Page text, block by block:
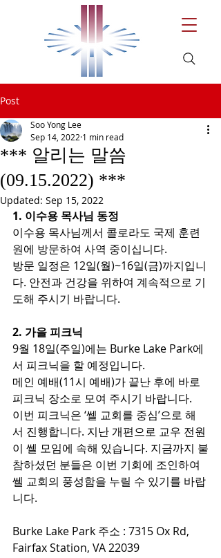
Post
*** 알리는 말씀
(09.15.2022) ***
Soo Yong Lee
Sep 14, 2022 1 min read
Updated: Sep 15, 2022
1. 이수용 목사님 동정
이수용 목사님께서 콜로라도 국제 훈련
원에 방문하여 사역 중이십니다.
방문 일정은 12일(월)~16일(금)까지입니
다. 안전과 건강을 위하여 계속적으로 기
도해 주시기 바랍니다.
2. 가을 피크닉
9월 18일(주일)에는 Burke Lake Park에
서 피크닉을 할 예정입니다.
메인 예배(11시 예배)가 끝난 후에 바로
피크닉 장소로 모여 주시기 바랍니다.
이번 피크닉은 ‘쎌 교회를 중심’으로 해
서 진행합니다. 지난 개편으로 교우 전원
이 쎌 모임에 속해 있습니다. 지금까지 불
참하셨던 분들은 이번 기회에 조인하여
쎌 교회의 풍성함을 누릴 수 있기를 바랍
니다.
Burke Lake Park 주소 : 7315 Ox Rd,
Fairfax Station, VA 22039